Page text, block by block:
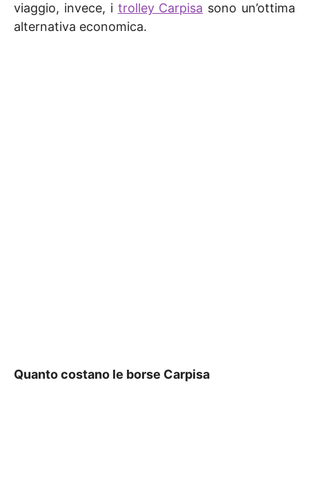
viaggio, invece, i trolley Carpisa sono un’ottima
alternativa economica.
Quanto costano le borse Carpisa